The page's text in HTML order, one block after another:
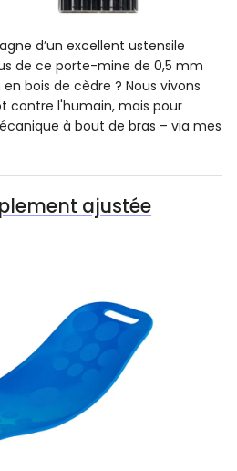
d’un excellent ustensile
de ce porte-mine de 0,5 mm
bois de cèdre ? Nous vivons
contre l'humain, mais pour
à bout de bras – via mes
ajustée